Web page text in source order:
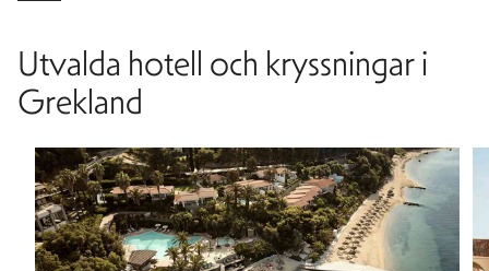
Utvalda hotell och kryssningar i
Grekland